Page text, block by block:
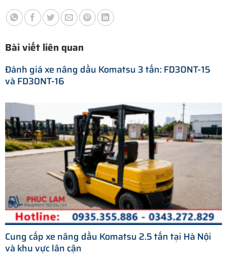
Bài viết liên quan
Đánh giá xe nâng dầu Komatsu 3 tấn: FD30NT-15
và FD30NT-16
Cung cấp xe nâng dầu Komatsu 2.5 tấn tại Hà Nội
và khu vực lân cận